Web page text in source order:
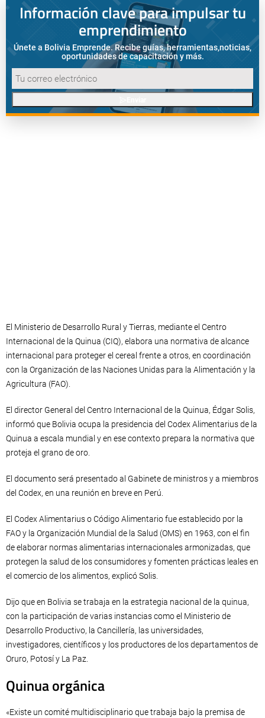
Información clave para impulsar tu
emprendimiento
Únete a Bolivia Emprende. Recibe guías, herramientas,noticias,
oportunidades de capacitación y más.
El Ministerio de Desarrollo Rural y Tierras, mediante el Centro
Internacional de la Quinua (CIQ), elabora una normativa de alcance
internacional para proteger el cereal frente a otros, en coordinación
con la Organización de las Naciones Unidas para la Alimentación y la
Agricultura (FAO).
El director General del Centro Internacional de la Quinua, Édgar Solis,
informó que Bolivia ocupa la presidencia del Codex Alimentarius de la
Quinua a escala mundial y en ese contexto prepara la normativa que
proteja el grano de oro.
El documento será presentado al Gabinete de ministros y a miembros
del Codex, en una reunión en breve en Perú.
El Codex Alimentarius o Código Alimentario fue establecido por la
FAO y la Organización Mundial de la Salud (OMS) en 1963, con el fin
de elaborar normas alimentarias internacionales armonizadas, que
protegen la salud de los consumidores y fomenten prácticas leales en
el comercio de los alimentos, explicó Solis.
Dijo que en Bolivia se trabaja en la estrategia nacional de la quinua,
con la participación de varias instancias como el Ministerio de
Desarrollo Productivo, la Cancillería, las universidades,
investigadores, científicos y los productores de los departamentos de
Oruro, Potosí y La Paz.
Quinua orgánica
«Existe un comité multidisciplinario que trabaja bajo la premisa de